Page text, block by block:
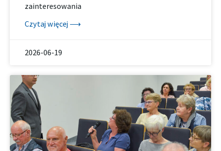
zainteresowania
Czytaj więcej ⟶
2026-06-19